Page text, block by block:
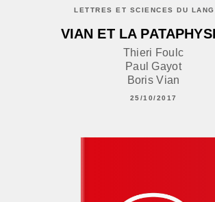
LETTRES ET SCIENCES DU
VIAN ET LA
Thieri Foulc
Paul Gayot
Boris Vian
25/10/2017